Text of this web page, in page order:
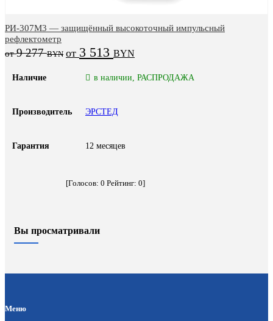
РИ-307М3 — защищённый высокоточный импульсный
рефлектометр
9 277BYN 3 513 BYN
Наличие в наличии, РАСПРОДАЖА
Производитель ЭРСТЕД
Гарантия 12 месяцев
[Голосов: 0 Рейтинг: 0]
Вы просматривали
Меню